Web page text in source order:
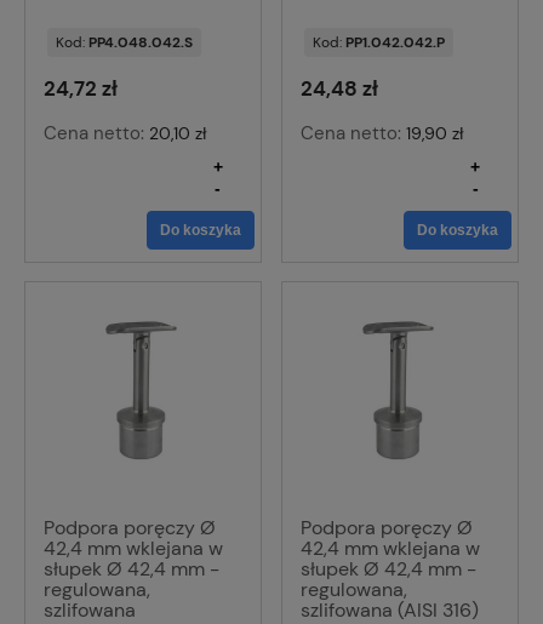
Kod: PP4.048.042.S
24,72 zł
Cena netto: 20,10 zł
-
+
Do koszyka
Kod: PP1.042.042.P
24,48 zł
Cena netto:19,90 zł
-
+
Do koszyka
Podpora poręczy Ø
42,4 mm wklejana w
słupek Ø 42,4 mm -
regulowana,
szlifowana
Podpora poręczy Ø
42,4 mm wklejana w
słupek Ø 42,4 mm -
regulowana,
szlifowana (AISI 316)